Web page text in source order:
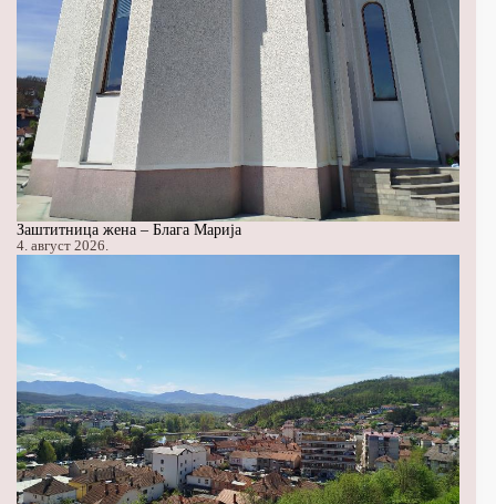
Заштитница жена – Блага Марија
4. август 2026.